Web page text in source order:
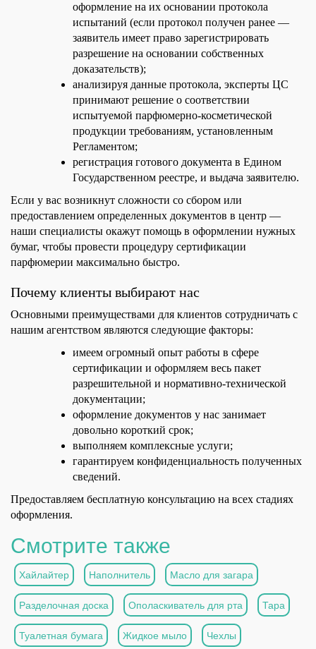
оформление на их основании протокола
испытаний (если протокол получен ранее —
заявитель имеет право зарегистрировать
разрешение на основании собственных
доказательств);
анализируя данные протокола, эксперты ЦС
принимают решение о соответствии
испытуемой парфюмерно-косметической
продукции требованиям, установленным
Регламентом;
регистрация готового документа в Едином
Государственном реестре, и выдача заявителю.
Если у вас возникнут сложности со сбором или
предоставлением определенных документов в центр —
наши специалисты окажут помощь в оформлении нужных
бумаг, чтобы провести процедуру сертификации
парфюмерии максимально быстро.
Почему клиенты выбирают нас
Основными преимуществами для клиентов сотрудничать с
нашим агентством являются следующие факторы:
имеем огромный опыт работы в сфере
сертификации и оформляем весь пакет
разрешительной и нормативно-технической
документации;
оформление документов у нас занимает
довольно короткий срок;
выполняем комплексные услуги;
гарантируем конфиденциальность полученных
сведений.
Предоставляем бесплатную консультацию на всех стадиях
оформления.
Смотрите также
Хайлайтер Наполнитель Масло для загара
Разделочная доска Ополаскиватель для рта Тара
Туалетная бумага Жидкое мыло Чехлы